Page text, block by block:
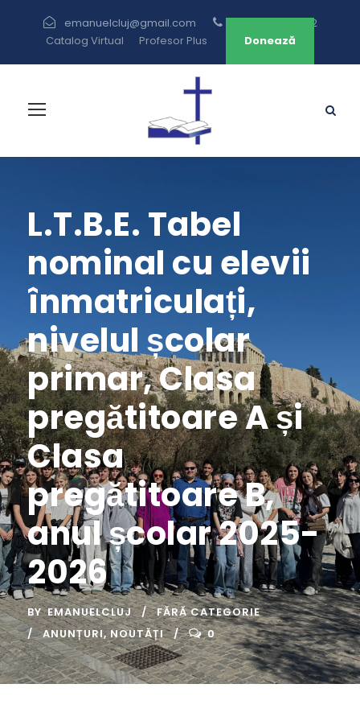
emanuelcluj@gmail.com
+40 264 433 582
Catalog Virtual
Profesor Plus Donează
L.T.B.E. Tabel
nominal cu elevii
înmatriculați,
nivelul școlar
primar, Clasa
pregătitoare A și
Clasa
pregătitoare B,
anul școlar 2025-
2026
BY EMANUELCLUJ
FĂRĂ CATEGORIE
ANUNȚURI, NOUTĂȚI 0